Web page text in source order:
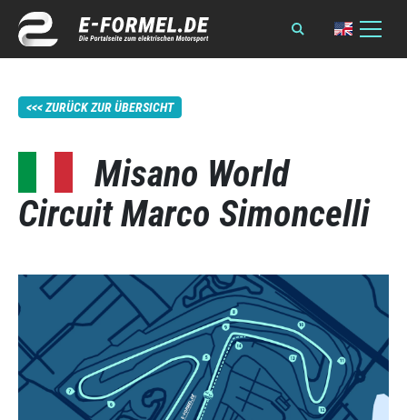
ZURÜCK ZUR ÜBERSICHT
Misano World
Circuit Marco Simoncelli